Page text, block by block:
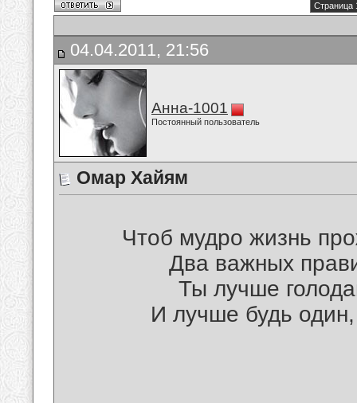
Страница
04.04.2011, 21:56
Анна-1001
Постоянный пользователь
Омар Хайям
Чтоб мудро жизнь
Два важных
Ты лучше
И лучше будь